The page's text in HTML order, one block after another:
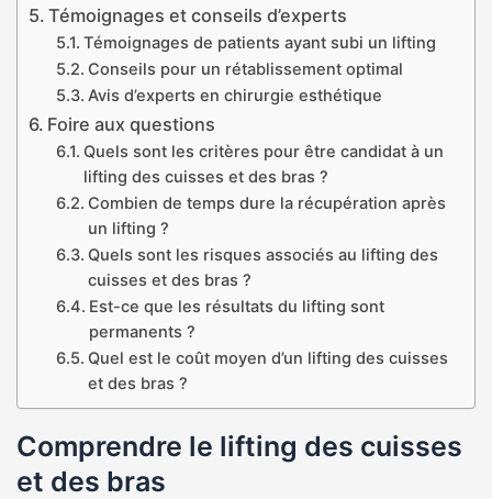
Témoignages et conseils d’experts
Témoignages de patients ayant subi un lifting
Conseils pour un rétablissement optimal
Avis d’experts en chirurgie esthétique
Foire aux questions
Quels sont les critères pour être candidat à un
lifting des cuisses et des bras ?
Combien de temps dure la récupération après
un lifting ?
Quels sont les risques associés au lifting des
cuisses et des bras ?
Est-ce que les résultats du lifting sont
permanents ?
Quel est le coût moyen d’un lifting des cuisses
et des bras ?
Comprendre le lifting des cuisses
et des bras